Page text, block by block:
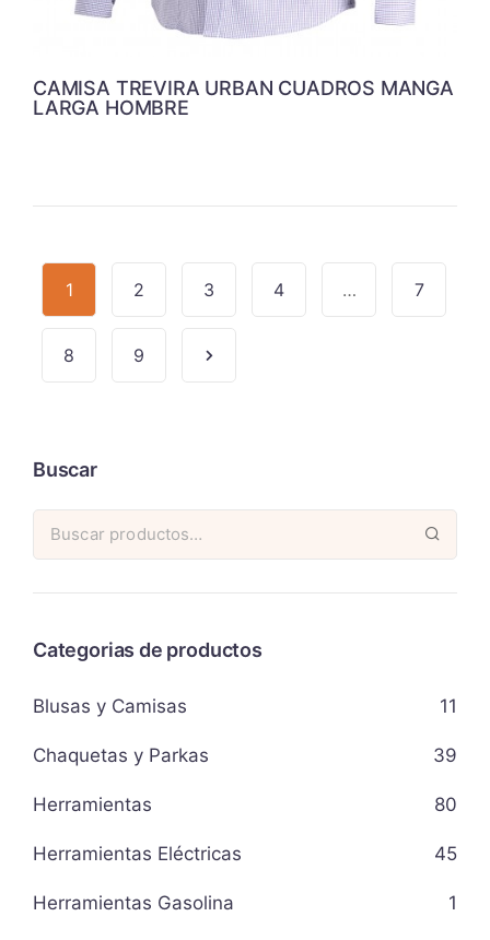
CAMISA TREVIRA URBAN CUADROS MANGA
LARGA HOMBRE
1 2 3 4 … 7
8 9
Buscar
Categorias de productos
Blusas y Camisas 11
Chaquetas y Parkas 39
Herramientas 80
Herramientas Eléctricas 45
Herramientas Gasolina 1